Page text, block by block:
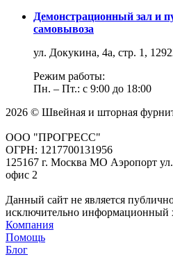
Демонстрационный зал и
самовывоза
ул. Докукина, 4а, стр. 1,
Режим работы:
Пн. – Пт.: с 9:00 до 18:00
2026 © Швейная и шторная
ООО "ПРОГРЕСС"
ОГРН: 1217700131956
125167 г. Москва МО Аэропорт
офис 2
Данный сайт не является
исключительно информационный
Компания
Помощь
Блог